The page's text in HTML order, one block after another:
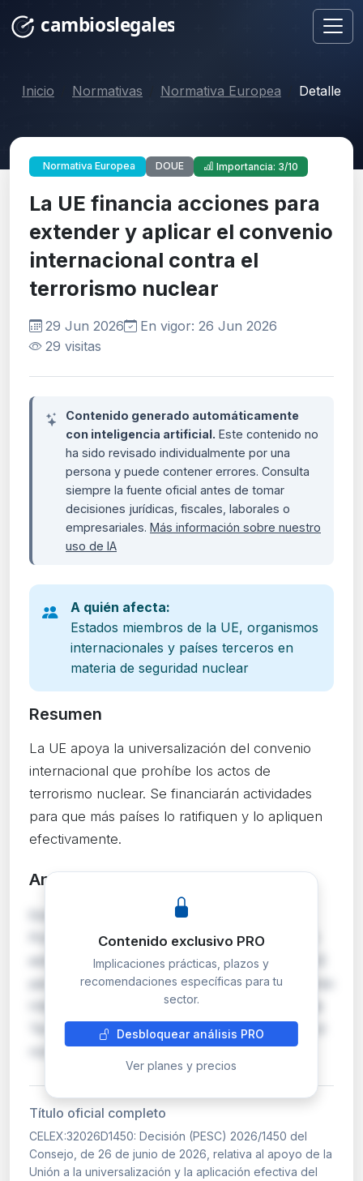
Inicio Normativas Normativa Europea Detalle
Normativa Europea DOUE Importancia: 3/10
La UE financia acciones para
extender y aplicar el convenio
internacional contra el
terrorismo nuclear
29 Jun 2026
En vigor: 26 Jun 2026
29 visitas
Contenido generado automáticamente
con inteligencia artificial. Este contenido no
ha sido revisado individualmente por una
persona y puede contener errores. Consulta
siempre la fuente oficial antes de tomar
decisiones jurídicas, fiscales, laborales o
empresariales. Más información sobre nuestro
uso de IA
A quién afecta:
Estados miembros de la UE, organismos
internacionales y países terceros en
materia de seguridad nuclear
Resumen
La UE apoya la universalización del convenio
internacional que prohíbe los actos de
terrorismo nuclear. Se financiarán actividades
para que más países lo ratifiquen y lo apliquen
efectivamente.
Análisis detallado
Esta Decisión del Consejo en el marco de la
Política Exterior y de Seguridad Común (PESC)
establece el apoyo financiero y político de la UE
para promover la adhesión universal al Convenio
Internacional para la Represión de los Actos de
Terrorismo Nuclear. La medida busca ampliar el
número de Estados parte en el conveni…
Contenido exclusivo PRO
Implicaciones prácticas, plazos y
recomendaciones específicas para tu
sector.
Desbloquear análisis PRO
Ver planes y precios
Título oficial completo
CELEX:32026D1450: Decisión (PESC) 2026/1450 del
Consejo, de 26 de junio de 2026, relativa al apoyo de la
Unión a la universalización y la aplicación efectiva del